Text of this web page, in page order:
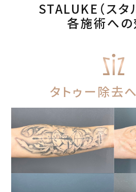
STALUKE（スタ
各施術へ
タトゥー除去